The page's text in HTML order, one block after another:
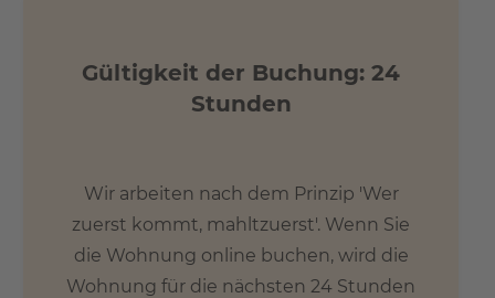
Gültigkeit der Buchung: 24
Stunden
Wir arbeiten nach dem Prinzip 'Wer
zuerst kommt, mahltzuerst'. Wenn Sie
die Wohnung online buchen, wird die
Wohnung für die nächsten 24 Stunden